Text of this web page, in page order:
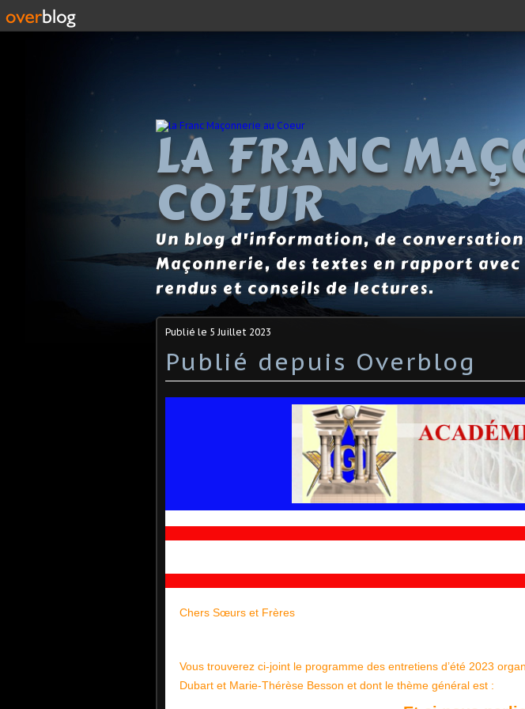
LA FRANC
COEUR
Un blog d'information, de
Maçonnerie, des textes en rapport
rendus et conseils de lectures.
Publié le 5 Juillet 2023
Publié depuis Overblog
Chers Sœurs et Frères
Vous trouverez ci-joint le programme des entretiens d’été 2023
Dubart et Marie-Thérèse Besson et dont le thème général est :